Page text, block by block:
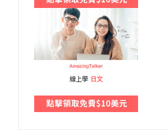
線上學 日文